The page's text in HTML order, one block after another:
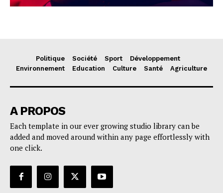
Politique Société Sport
Développement
Environnement
Education Culture Santé Agriculture
A PROPOS
Each template in our ever growing studio library can be
added and moved around within any page effortlessly with
one click.